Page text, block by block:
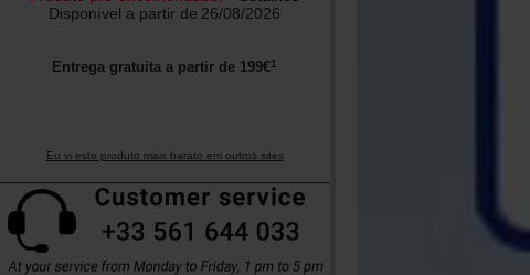
Disponível a partir de 26/08/2026
Entrega gratuita a partir de 199€1
Eu vi este produto mais barato em outros sites